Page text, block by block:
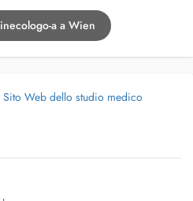
a a Wien
Sito Web dello studio medico